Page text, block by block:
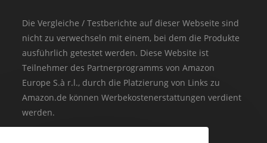
Die Vergleiche / Testberichte auf dieser Webseite sind
nicht zu verwechseln mit einem, bei dem die Produkte
ausführlich getestet werden. Diese Website ist
Teilnehmer des Partnerprogramms von Amazon
Europe S.à r.l., durch die Platzierung von Links zu
Amazon.de können Werbekostenerstattungen verdient
werden.